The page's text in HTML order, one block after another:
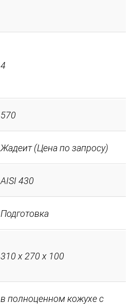
4
570
Жадеит (Цена по запросу)
AISI 430
Подготовка
310 х 270 х 100
в полноценном кожухе с